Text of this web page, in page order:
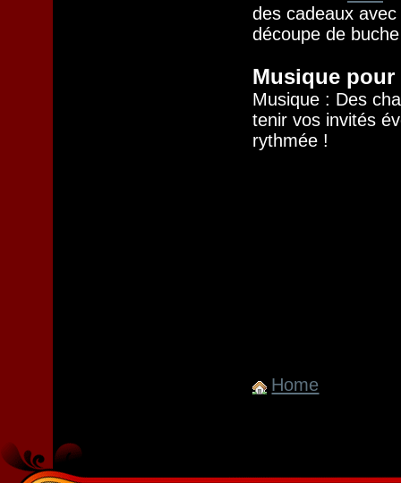
des cadeaux
découpe de
Musique pour
Musique : Des
tenir vos invités
rythmée !
Home